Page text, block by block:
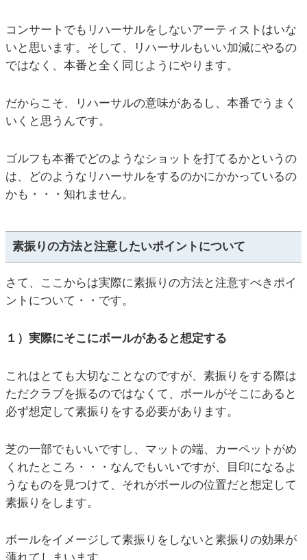
コンサートでもリハーサルをしないアーティストはいな
いと思います。そして、リハーサルもいい加減にやるの
ではなく、本番と全く同じようにやります。
だからこそ、リハーサルの意味があるし、本番でうまく
いくと思うんです。
ゴルフも本番でどのようなショットを打てるかというの
は、どのようなリハーサルをするのかにかかっているの
かも・・・知れません。
素振りの方法と注意したいポイントについて
さて、ここからは実際に素振りの方法と注意すべきポイ
ントについて・・です。
１）実際にそこにボールがあると想定する
これはとても大切なことなのですが、素振りをする際は
ただクラブを振るのではなくて、ボールがそこにあると
必ず想定して素振りをする必要があります。
芝の一部でもいいですし、マットの端、カーペットがめ
くれたところ・・・なんでもいいですが、目印になるよ
うなものを見つけて、それがボールの位置だと想定して
素振りをします。
ボールをイメージして素振りをしないと素振りの効果が